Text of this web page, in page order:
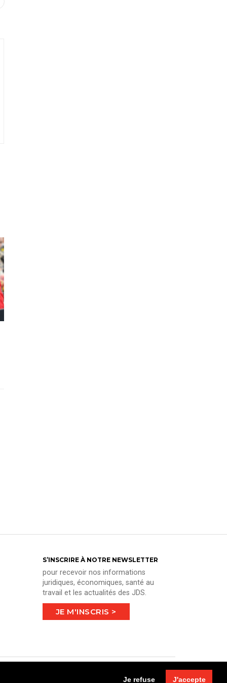
Je refuse J'accepte
S’INSCRIRE À NOTRE NEWSLETTER
pour recevoir nos informations
juridiques, économiques, santé au
travail et les actualités des JDS.
JE M'INSCRIS >